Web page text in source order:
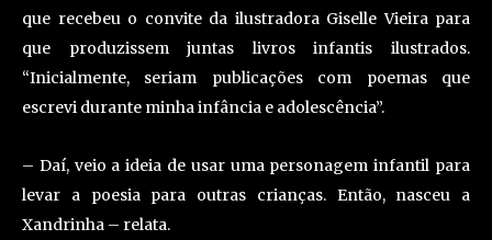
que recebeu o convite da ilustradora Giselle Vieira para
que produzissem juntas livros infantis ilustrados.
“Inicialmente, seriam publicações com poemas que
escrevi durante minha infância e adolescência”.
– Daí, veio a ideia de usar uma personagem infantil para
levar a poesia para outras crianças. Então, nasceu a
Xandrinha – relata.